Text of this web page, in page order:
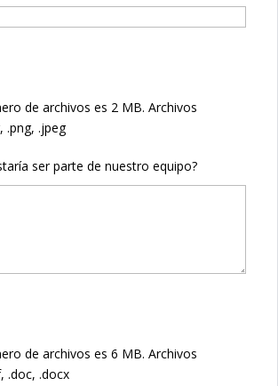
de archivos es 2 MB. Archivos
.png, .jpeg
ser parte de nuestro equipo?
de archivos es 6 MB. Archivos
.doc, .docx